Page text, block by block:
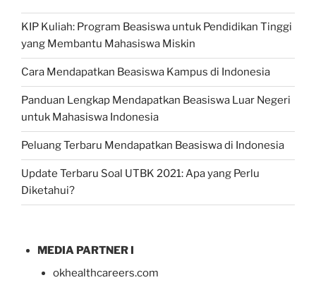
KIP Kuliah: Program Beasiswa untuk Pendidikan Tinggi
yang Membantu Mahasiswa Miskin
Cara Mendapatkan Beasiswa Kampus di Indonesia
Panduan Lengkap Mendapatkan Beasiswa Luar Negeri
untuk Mahasiswa Indonesia
Peluang Terbaru Mendapatkan Beasiswa di Indonesia
Update Terbaru Soal UTBK 2021: Apa yang Perlu
Diketahui?
MEDIA PARTNER I
okhealthcareers.com